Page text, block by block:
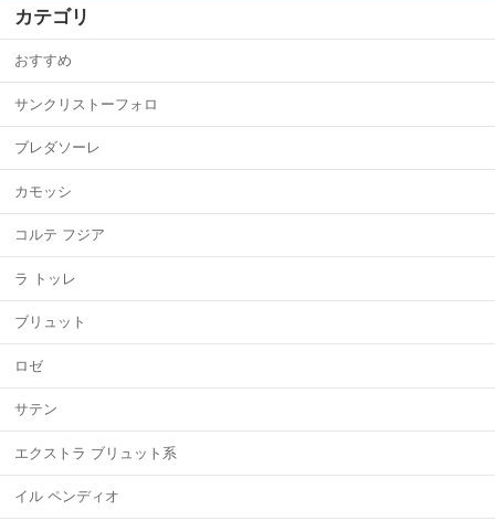
カテゴリ
おすすめ
サンクリストーフォロ
ブレダソーレ
カモッシ
コルテ フジア
ラ トッレ
ブリュット
ロゼ
サテン
エクストラ ブリュット系
イル ペンディオ